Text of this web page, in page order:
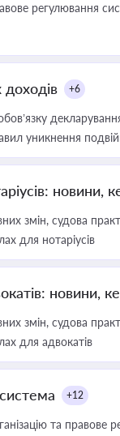
регулювання
+6
уникнення
новини,
змін, судова
для нотаріусів
новини,
змін, судова
для адвокатів
+12
та правове